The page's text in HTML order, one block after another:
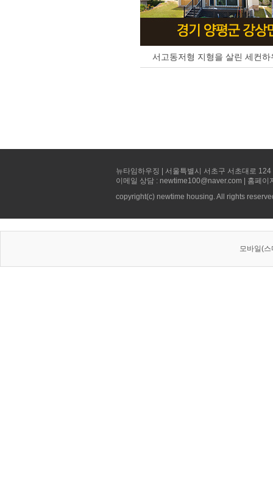
서고동저형 지형을 살린 세컨
뉴타임하우징 | 서울특별시 서초구 서초대로
이메일 상담 : newtime100@naver.com | 홈페
copyright(c) newtime housing. All rights
모바일(